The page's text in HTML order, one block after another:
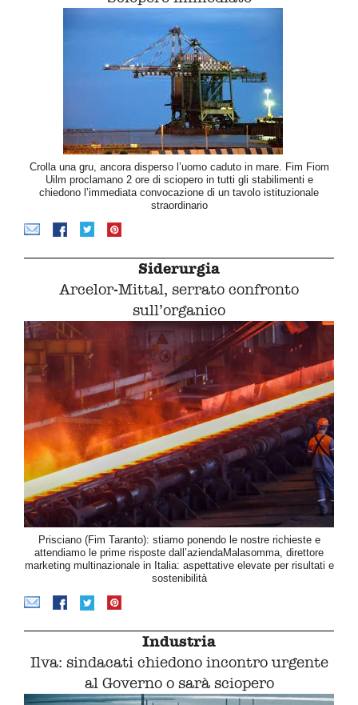
Crolla una gru, ancora disperso l’uomo caduto in mare. Fim Fiom
Uilm proclamano 2 ore di sciopero in tutti gli stabilimenti e
chiedono l’immediata convocazione di un tavolo istituzionale
straordinario
Siderurgia
Arcelor-Mittal, serrato confronto
sull’organico
Prisciano (Fim Taranto): stiamo ponendo le nostre richieste e
attendiamo le prime risposte dall’aziendaMalasomma, direttore
marketing multinazionale in Italia: aspettative elevate per risultati e
sostenibilità
Industria
Ilva: sindacati chiedono incontro urgente
al Governo o sarà sciopero